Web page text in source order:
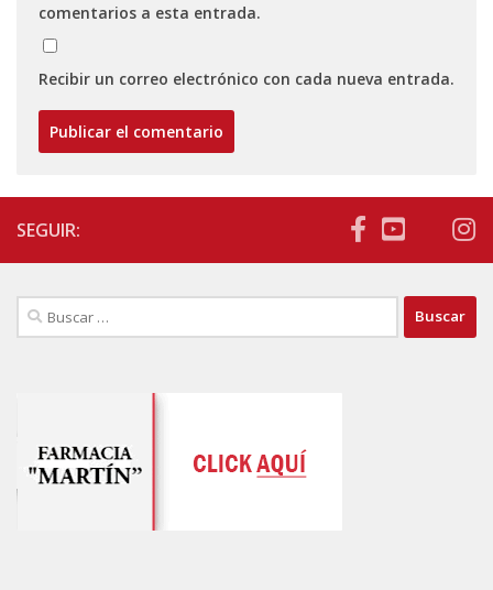
comentarios a esta entrada.
Recibir un correo electrónico con cada nueva entrada.
SEGUIR:
Buscar: